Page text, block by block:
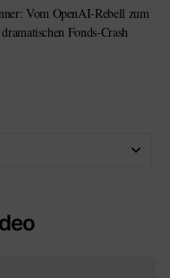
Vom OpenAI-Rebell zum
Fonds-Crash